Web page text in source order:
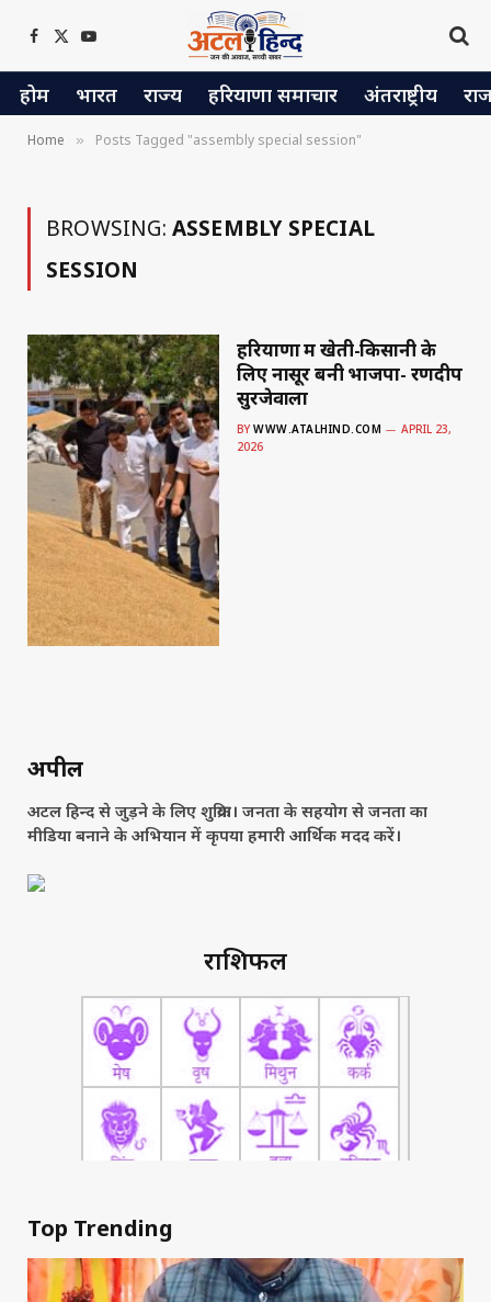
Facebook
X
(Twitter)
YouTube
होम भारत राज्य हरियाणा समाचार अंतराष्ट्रीय
Home » Posts Tagged "assembly special session"
BROWSING: ASSEMBLY SPECIAL
SESSION
हरियाणा में खेती-किसानी के
लिए नासूर बनी भाजपा- रणदीप
सुरजेवाला
BY WWW.ATALHIND.COM
APRIL 23,
2026
अपील
अटल हिन्द से जुड़ने के लिए शुक्रिया। जनता के सहयोग से जनता का
मीडिया बनाने के अभियान में कृपया हमारी आर्थिक मदद करें।
राशिफल
Top Trending